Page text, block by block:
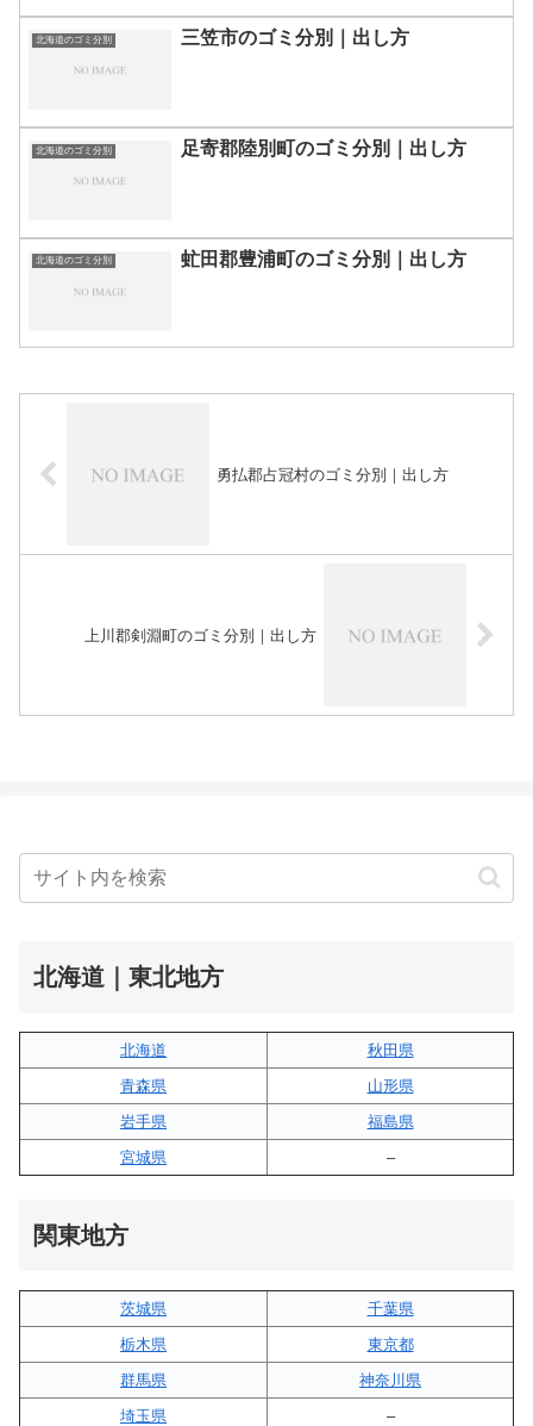
北海道のゴミ分別 三笠市のゴミ分別｜出し方
北海道のゴミ分別 足寄郡陸別町のゴミ分別｜出し方
北海道のゴミ分別 虻田郡豊浦町のゴミ分別｜出し方
勇払郡占冠村のゴミ分別｜出し方
上川郡剣淵町のゴミ分別｜出し方
北海道｜東北地方
北海道
秋田県
青森県
山形県
岩手県
福島県
宮城県
–
関東地方
茨城県
千葉県
栃木県
東京都
群馬県
神奈川県
埼玉県
–